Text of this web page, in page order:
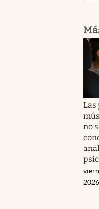
Las
no
2026